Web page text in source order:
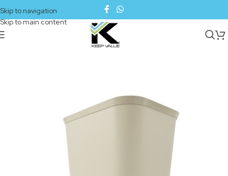
Skip to navigation
Skip to main content